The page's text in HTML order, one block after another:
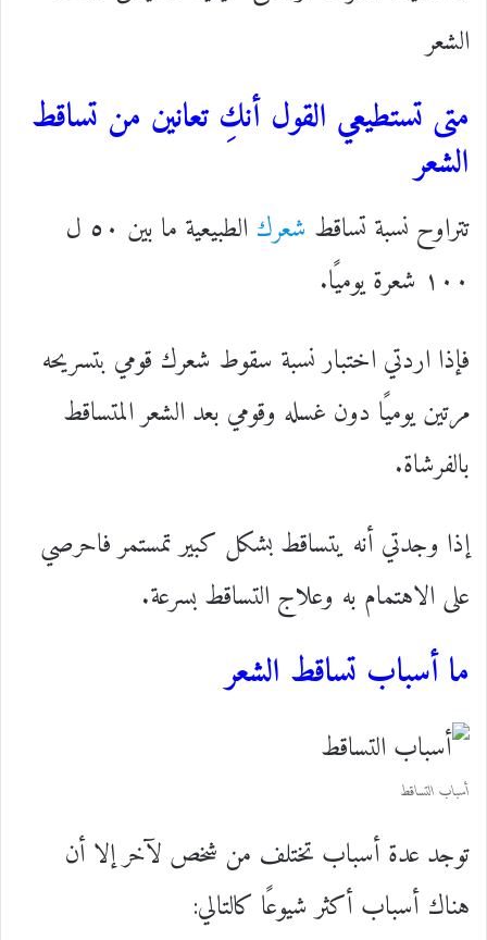
الشعر
متى تستطيعي القول أنكِ تعانين من تساقط
الشعر
تتراوح نسبة تساقط شعرك
الطبيعية ما بين ٥٠ ل
١٠٠ شعرة يوميًا.
فإذا اردتي اختبار نسبة سقوط شعرك قومي بتسريحه
مرتين يوميًا دون غسله وقومي بعد الشعر المتساقط
بالفرشاة.
إذا وجدتي أنه يتساقط بشكل كبير تمستمر فاحرصي
على الاهتمام به وعلاج التساقط بسرعة.
ما أسباب تساقط الشعر
أسباب التساقط
توجد عدة أسباب تختلف من شخص لآخر إلا أن
هناك أسباب أكثر شيوعًا كالتالي: